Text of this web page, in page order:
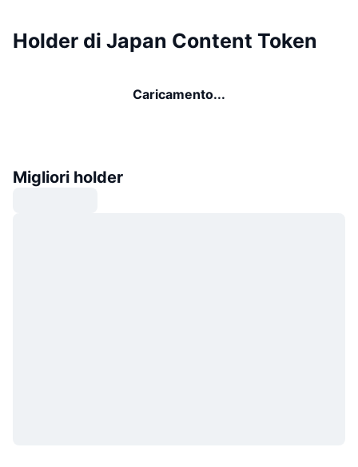
Holder di Japan Content Token
Caricamento...
Migliori holder